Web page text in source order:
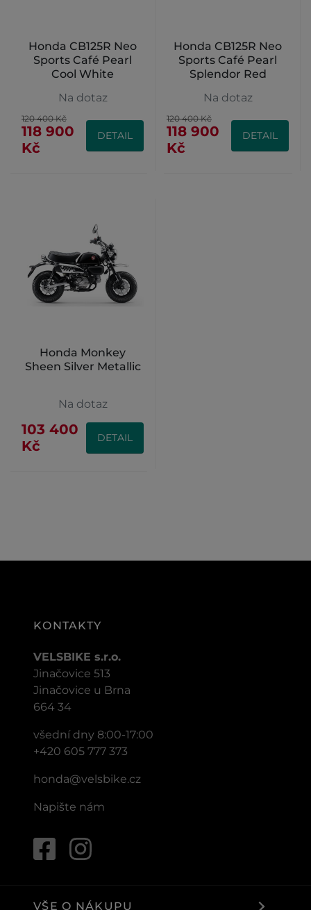
Honda CB125R Neo
Sports Café Pearl
Cool White
Na dotaz
120 400 Kč
118 900
Kč
DETAIL
Honda CB125R Neo
Sports Café Pearl
Splendor Red
Na dotaz
120 400 Kč
118 900
Kč
DETAIL
Honda Monkey
Sheen Silver Metallic
Na dotaz
103 400
Kč
DETAIL
KONTAKTY
VELSBIKE s.r.o.
Jinačovice 513
Jinačovice u Brna
664 34
všední dny 8:00-17:00
+420 605 777 373
honda@velsbike.cz
Napište nám
VŠE O NÁKUPU